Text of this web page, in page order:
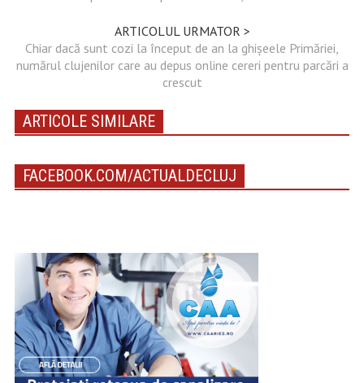
ARTICOLUL URMATOR >
Chiar dacă sunt cozi la început de an la ghișeele Primăriei,
numărul clujenilor care au depus online cereri pentru parcări a
crescut
ARTICOLE SIMILARE
FACEBOOK.COM/ACTUALDECLUJ